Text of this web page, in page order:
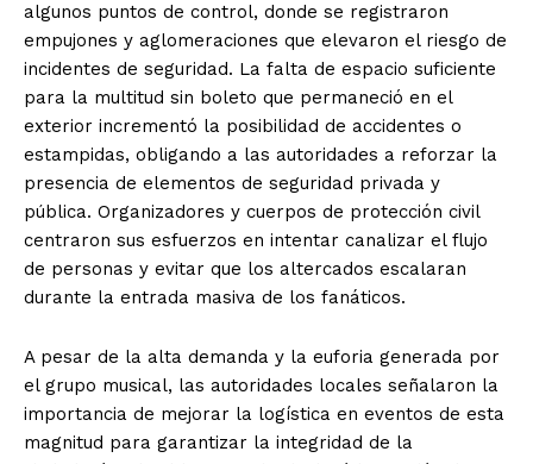
algunos puntos de control, donde se registraron
empujones y aglomeraciones que elevaron el riesgo de
incidentes de seguridad. La falta de espacio suficiente
para la multitud sin boleto que permaneció en el
exterior incrementó la posibilidad de accidentes o
estampidas, obligando a las autoridades a reforzar la
presencia de elementos de seguridad privada y
pública. Organizadores y cuerpos de protección civil
centraron sus esfuerzos en intentar canalizar el flujo
de personas y evitar que los altercados escalaran
durante la entrada masiva de los fanáticos.
A pesar de la alta demanda y la euforia generada por
el grupo musical, las autoridades locales señalaron la
importancia de mejorar la logística en eventos de esta
magnitud para garantizar la integridad de la